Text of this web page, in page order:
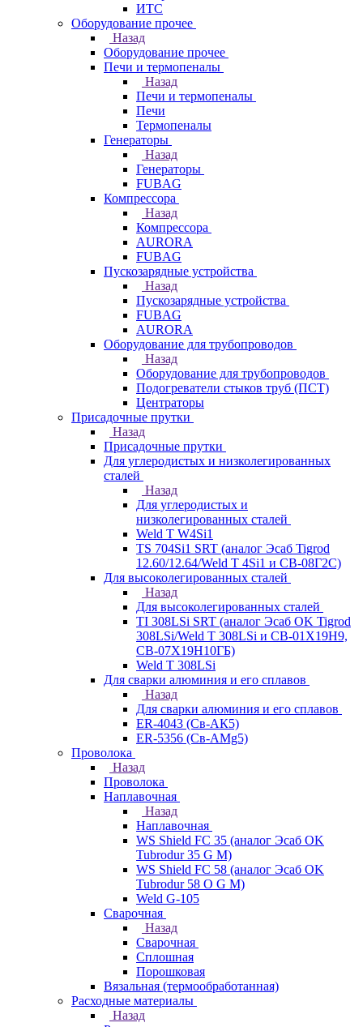
ИТС
Оборудование прочее
Назад
Оборудование прочее
Печи и термопеналы
Назад
Печи и термопеналы
Печи
Термопеналы
Генераторы
Назад
Генераторы
FUBAG
Компрессора
Назад
Компрессора
AURORA
FUBAG
Пускозарядные устройства
Назад
Пускозарядные устройства
FUBAG
AURORA
Оборудование для трубопроводов
Назад
Оборудование для трубопроводов
Подогреватели стыков труб (ПСТ)
Центраторы
Присадочные прутки
Назад
Присадочные прутки
Для углеродистых и низколегированных
сталей
Назад
Для углеродистых и
низколегированных сталей
Weld T W4Si1
TS 704Si1 SRT (аналог Эсаб Tigrod
12.60/12.64/Weld T 4Si1 и СВ-08Г2С)
Для высоколегированных сталей
Назад
Для высоколегированных сталей
TI 308LSi SRT (аналог Эсаб OK Tigrod
308LSi/Weld T 308LSi и СВ-01Х19Н9,
СВ-07Х19Н10ГБ)
Weld T 308LSi
Для сварки алюминия и его сплавов
Назад
Для сварки алюминия и его сплавов
ER-4043 (Св-АК5)
ER-5356 (Св-АМg5)
Проволока
Назад
Проволока
Наплавочная
Назад
Наплавочная
WS Shield FC 35 (аналог Эсаб OK
Tubrodur 35 G M)
WS Shield FC 58 (аналог Эсаб OK
Tubrodur 58 O G M)
Weld G-105
Сварочная
Назад
Сварочная
Сплошная
Порошковая
Вязальная (термообработанная)
Расходные материалы
Назад